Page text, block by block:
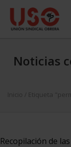
Noticias
Inicio Etiqueta
Recopilación de